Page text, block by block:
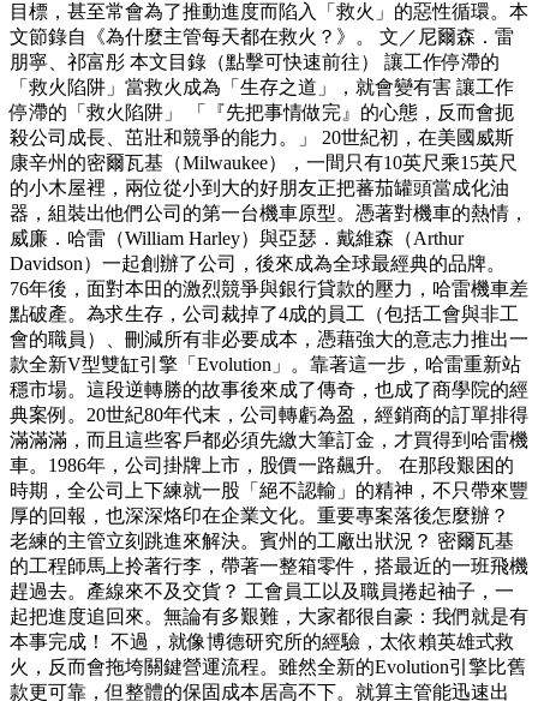
目標，甚至常會為了推動進度而陷入「救火」的惡性循環。本
文節錄自《為什麼主管每天都在救火？》。 文／尼爾森．雷
朋寧、祁富彤 本文目錄（點擊可快速前往） 讓工作停滯的
「救火陷阱」當救火成為「生存之道」，就會變有害 讓工作
停滯的「救火陷阱」 「『先把事情做完』的心態，反而會扼
殺公司成長、茁壯和競爭的能力。」 20世紀初，在美國威斯
康辛州的密爾瓦基（Milwaukee），一間只有10英尺乘15英尺
的小木屋裡，兩位從小到大的好朋友正把蕃茄罐頭當成化油
器，組裝出他們公司的第一台機車原型。憑著對機車的熱情，
威廉．哈雷（William Harley）與亞瑟．戴維森（Arthur
Davidson）一起創辦了公司，後來成為全球最經典的品牌。
76年後，面對本田的激烈競爭與銀行貸款的壓力，哈雷機車差
點破產。為求生存，公司裁掉了4成的員工（包括工會與非工
會的職員）、刪減所有非必要成本，憑藉強大的意志力推出一
款全新V型雙缸引擎「Evolution」。靠著這一步，哈雷重新站
穩市場。這段逆轉勝的故事後來成了傳奇，也成了商學院的經
典案例。20世紀80年代末，公司轉虧為盈，經銷商的訂單排得
滿滿滿，而且這些客戶都必須先繳大筆訂金，才買得到哈雷機
車。1986年，公司掛牌上市，股價一路飆升。 在那段艱困的
時期，全公司上下練就一股「絕不認輸」的精神，不只帶來豐
厚的回報，也深深烙印在企業文化。重要專案落後怎麼辦？
老練的主管立刻跳進來解決。賓州的工廠出狀況？ 密爾瓦基
的工程師馬上拎著行李，帶著一整箱零件，搭最近的一班飛機
趕過去。產線來不及交貨？ 工會員工以及職員捲起袖子，一
起把進度追回來。無論有多艱難，大家都很自豪：我們就是有
本事完成！ 不過，就像博德研究所的經驗，太依賴英雄式救
火，反而會拖垮關鍵營運流程。雖然全新的Evolution引擎比舊
款更可靠，但整體的保固成本居高不下。就算主管能迅速出